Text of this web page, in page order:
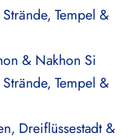
Tempel &
& Nakhon Si
Tempel &
Dreiflüssestadt &